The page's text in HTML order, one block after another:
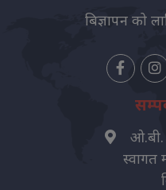
बिज्ञापन को
ओ.बी.
स्वागत